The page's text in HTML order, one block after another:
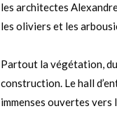
les architectes
les oliviers et les
Partout la végétation, du
construction. Le hall
immenses ouvertes vers